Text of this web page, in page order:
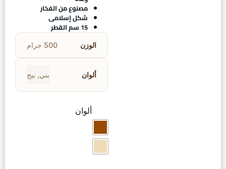
مصنوع من الفخار
شكل إسلامى
15 سم القطر
الوزن 500 جرام
ألوان بني, بيج
ألوان